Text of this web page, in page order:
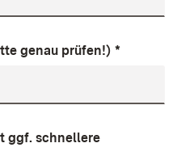
genau prüfen!) *
ggf. schnellere